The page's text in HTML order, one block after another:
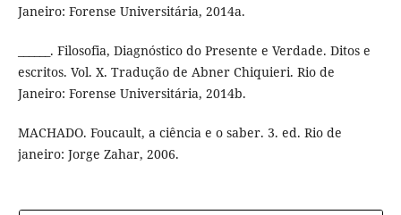
Janeiro: Forense Universitária, 2014a.
______. Filosofia, Diagnóstico do Presente e Verdade. Ditos e
escritos. Vol. X. Tradução de Abner Chiquieri. Rio de
Janeiro: Forense Universitária, 2014b.
MACHADO. Foucault, a ciência e o saber. 3. ed. Rio de
janeiro: Jorge Zahar, 2006.